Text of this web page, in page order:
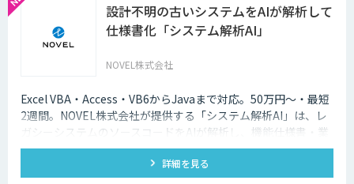
設計不明の古いシステムをAIが解析して
仕様書化「システム解析AI」
NOVEL株式会社
Excel VBA・Access・VB6からJavaまで対応。50万円〜・最短
2週間。NOVEL株式会社が提供する「システム解析AI」は、レ
ガシーシステムのソースコードをAIが解析し、機能仕様書・業
務フローをWordで納品するサービスです。
詳細を見る